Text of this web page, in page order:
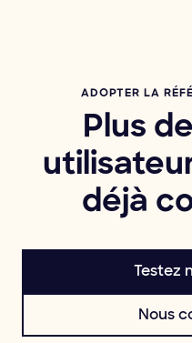
ADOPTER LA
Plus
déjà
Testez
Nous